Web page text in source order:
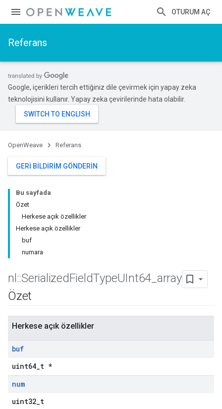
OTURUM AÇ
Referans
Google, içerikleri tercih ettiğiniz dile çevirmek için yapay zeka
teknolojisini kullanır. Yapay zeka çevirilerinde hata olabilir.
OpenWeave Referans
GERI BILDIRIM GÖNDERIN
Bu sayfada
Özet
Herkese açık özellikler
Herkese açık özellikler
buf
numara
nl ::SerializedFieldTypeUInt64 array
Özet
Herkese açık özellikler
buf
uint64_t *
num
uint32_t